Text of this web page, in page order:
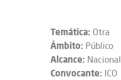
Temática: Otra
Ámbito: Público
Alcance: Nacional
Convocante: ICO